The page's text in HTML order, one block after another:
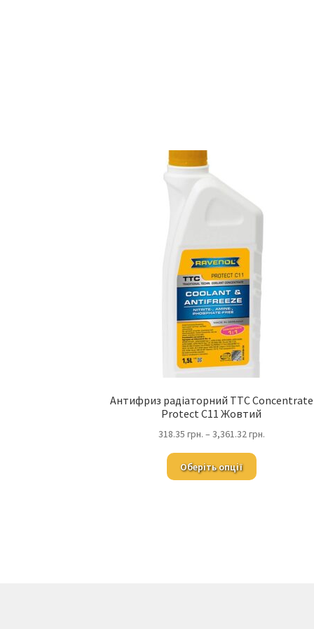
Антифриз радіаторний TTC Concentrate
Protect C11 Жовтий
318.35 грн. – 3,361.32грн.
Оберіть опції